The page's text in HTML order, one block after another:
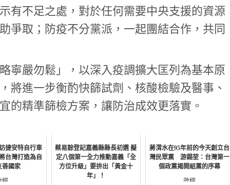
有不足之處，對於任何需要中央支援的資源
爭取；防疫不分黨派，一起團結合作，共同
寧嚴勿鬆」，以深入疫調擴大匡列為基本原
將進一步衡酌快篩試劑、核酸檢驗及醫事、
的精準篩檢方案，讓防治成效更落實。
捷安特自行車
台灣打造為自
善國家
經
蔡易餘登記嘉義縣縣長初選 擬
定八個第一全力推動嘉義「全
方位升級」要拚出「黃金十
年」！
蔣渭水在95年前的今天創立台
灣民眾黨 游錫堃：台灣第一
個政黨揭開組黨的序幕
政經